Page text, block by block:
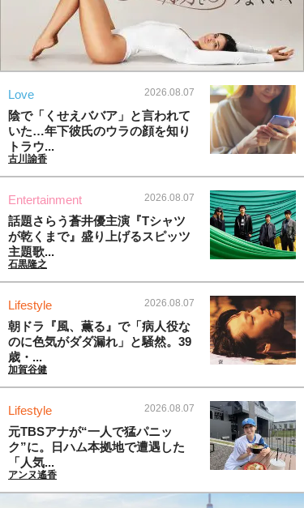
Love 2026.08.07
陰で「くせえババア」と言われて
いた…年下彼氏のウラの顔を知り
トラウ...
古川諭香
Entertainment 2026.08.07
話題さらう蒼井優主演『Tシャツ
が乾くまで』盛り上げるスピッツ
主題歌...
石黒隆之
Lifestyle 2026.08.07
朝ドラ『風、薫る』で「病人役な
のに色気がダダ漏れ」と騒然。39
歳・...
加賀谷健
Lifestyle 2026.08.07
元TBSアナが“一人で猛パニッ
ク”に。日ハム本拠地で遭遇した
「人気...
アンヌ遙香